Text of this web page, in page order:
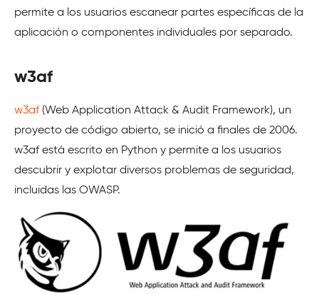
permite a los usuarios escanear partes específicas de la
aplicación o componentes individuales por separado.
w3af
w3af (Web Application Attack & Audit Framework), un
proyecto de código abierto, se inició a finales de 2006.
w3af está escrito en Python y permite a los usuarios
descubrir y explotar diversos problemas de seguridad,
incluidas las OWASP.